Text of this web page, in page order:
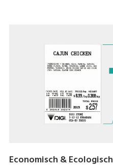
Economisch & Ecologisch